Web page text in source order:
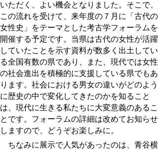
いただく、よい機会となりました。そこで、
この流れを受けて、来年度の７月に「古代の
女性史」をテーマとした考古学フォーラムを
開催する予定です。当県は古代の女性が活躍
していたことを示す資料が数多く出土してい
る全国有数の県であり、また、現代では女性
の社会進出を積極的に支援している県でもあ
ります。社会における男女の違いがどのよう
に歴史の中で変化してきたのかを知ること
は、現代に生きる私たちに大変意義のあるこ
とです。フォーラムの詳細は改めてお知らせ
しますので、どうぞお楽しみに。
ちなみに展示で人気があったのは、青谷横